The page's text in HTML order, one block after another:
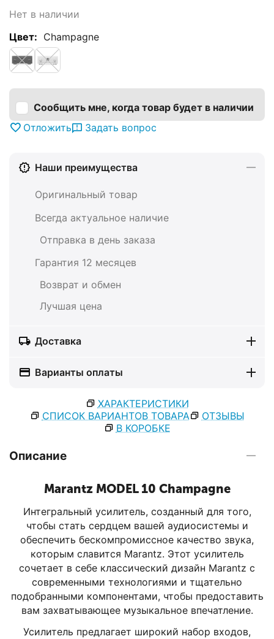
Нет в наличии
Цвет: Champagne
Сообщить мне, когда товар будет в наличии
Отложить
Задать вопрос
Наши преимущества
Оригинальный товар
Всегда актуальное наличие
Отправка в день заказа
Гарантия 12 месяцев
Возврат и обмен
Лучшая цена
Доставка
Варианты оплаты
ХАРАКТЕРИСТИКИ
СПИСОК ВАРИАНТОВ ТОВАРА
ОТЗЫВЫ
В КОРОБКЕ
Описание
Marantz MODEL 10 Champagne
Интегральный усилитель, созданный для того,
чтобы стать сердцем вашей аудиосистемы и
обеспечить бескомпромиссное качество звука,
которым славится Marantz. Этот усилитель
сочетает в себе классический дизайн Marantz с
современными технологиями и тщательно
подобранными компонентами, чтобы предоставить
вам захватывающее музыкальное впечатление.
Усилитель предлагает широкий набор входов,